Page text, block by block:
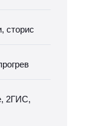
сторис
2ГИС,